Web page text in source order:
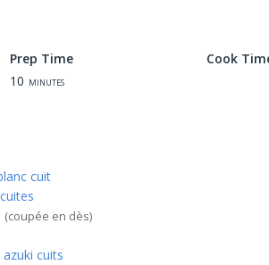
Prep Time
10 minutes
Cook
cuit
(coupée en dès)
cuits